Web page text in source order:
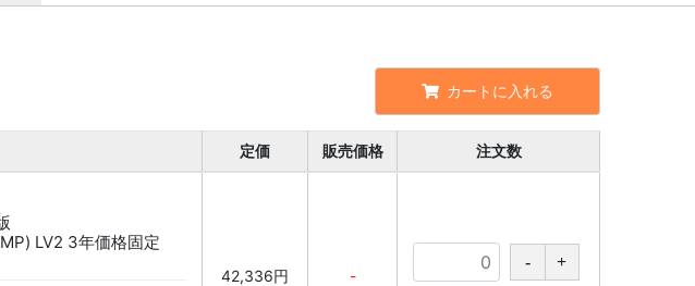
カートに入れる
定価 販売価格 注文数
LV2 3年価格固定
42,336円 -